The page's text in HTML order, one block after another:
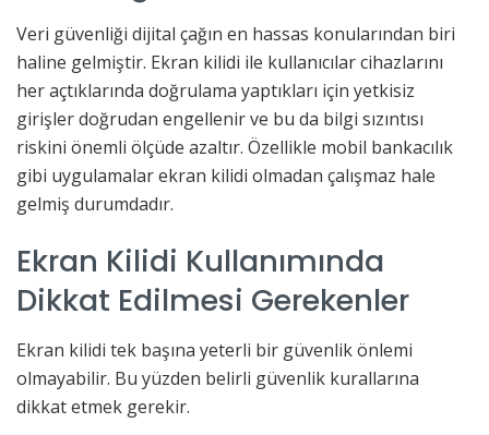
Veri güvenliği dijital çağın en hassas konularından biri
haline gelmiştir. Ekran kilidi ile kullanıcılar cihazlarını
her açtıklarında doğrulama yaptıkları için yetkisiz
girişler doğrudan engellenir ve bu da bilgi sızıntısı
riskini önemli ölçüde azaltır. Özellikle mobil bankacılık
gibi uygulamalar ekran kilidi olmadan çalışmaz hale
gelmiş durumdadır.
Ekran Kilidi Kullanımında
Dikkat Edilmesi Gerekenler
Ekran kilidi tek başına yeterli bir güvenlik önlemi
olmayabilir. Bu yüzden belirli güvenlik kurallarına
dikkat etmek gerekir.